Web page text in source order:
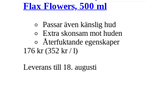
Flax Flowers, 500 ml
Passar även känslig hud
Extra skonsam mot huden
Återfuktande egenskaper
176 kr (352 kr / l)
Leverans till 18. augusti